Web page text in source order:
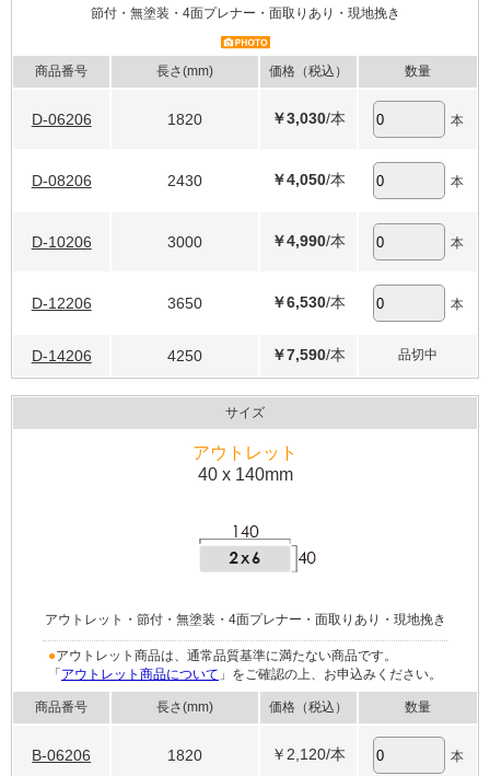
節付・無塗装・4面プレナー・面取りあり・現地挽き
商品番号 長さ(mm) 価格（税込） 数量
D-06206 1820 ￥3,030/本 本
D-08206 2430 ￥4,050/本 本
D-10206 3000 ￥4,990/本 本
D-12206 3650 ￥6,530/本 本
D-14206 4250 ￥7,590/本 品切中
サイズ
アウトレット
40 x 140mm
アウトレット・節付・無塗装・4面プレナー・面取りあり・現地挽き
●アウトレット商品は、通常品質基準に満たない商品です。
「 アウトレット商品について 」をご確認の上、お申込みください。
商品番号 長さ(mm) 価格（税込） 数量
B-06206 1820 ￥2,120/本 本